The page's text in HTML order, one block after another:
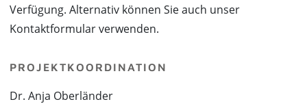
Verfügung. Alternativ können Sie auch unser
Kontaktformular verwenden.
PROJEKTKOORDINATION
Dr. Anja Oberländer